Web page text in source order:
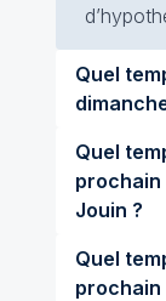
Quel
Quel
prochain samedi 15 aout à Saint-
Jouin ?
Quel
prochain dimanche 16 aout à Saint-